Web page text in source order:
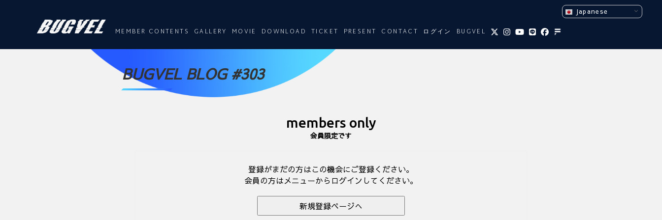
MEMBER CONTENTS GALLERY MOVIE DOWNLOAD TICKET PRESENT CONTACT ログイン BUGVEL
BUGVEL BLOG #303
members only
会員限定です
登録がまだの方はこの機会にご登録ください。
会員の方はメニューからログインしてください。
新規登録ページへ
Japanese